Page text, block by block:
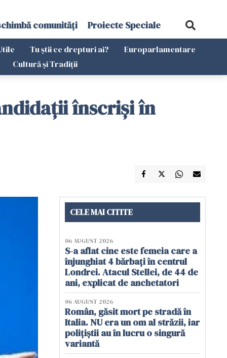
comunități Proiecte Speciale
Tu știi ce drepturi ai?
Europarlamentare
Cultură și Tradiții
înscrişi în
CELE MAI CITITE
06 AUGUST 2026
S-a aflat cine este femeia care a
înjunghiat 4 bărbați în centrul
Londrei. Atacul Stellei, de 44 de
ani, explicat de anchetatori
06 AUGUST 2026
Român, găsit mort pe stradă în
Italia. NU era un om al străzii, iar
polițiștii au în lucru o singură
variantă